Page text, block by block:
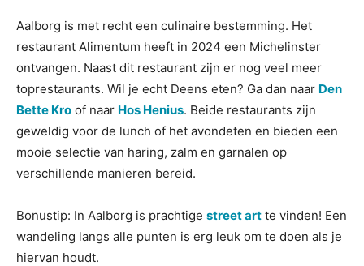
Aalborg is met recht een culinaire bestemming. Het
restaurant Alimentum heeft in 2024 een Michelinster
ontvangen. Naast dit restaurant zijn er nog veel meer
toprestaurants. Wil je echt Deens eten? Ga dan naar Den
Bette Kro of naar Hos Henius. Beide restaurants zijn
geweldig voor de lunch of het avondeten en bieden een
mooie selectie van haring, zalm en garnalen op
verschillende manieren bereid.
Bonustip: In Aalborg is prachtige street art te vinden! Een
wandeling langs alle punten is erg leuk om te doen als je
hiervan houdt.